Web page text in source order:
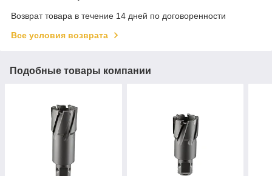
Возврат товара в течение 14 дней по договоренности
Все условия возврата
Подобные товары компании